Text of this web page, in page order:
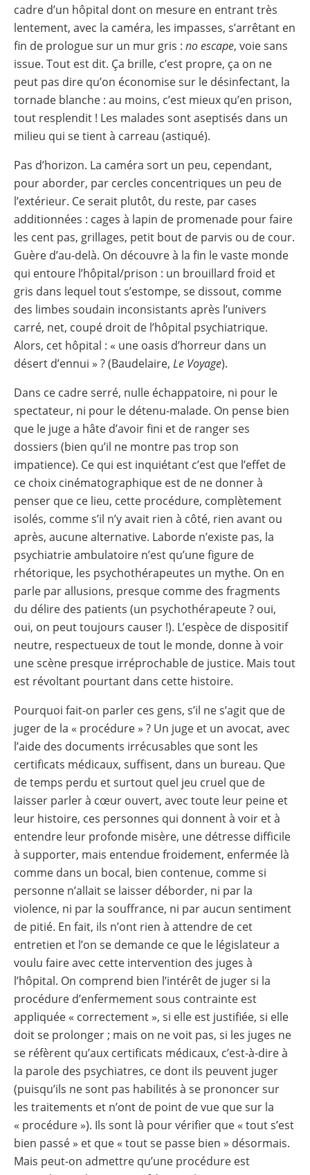
cadre d’un hôpital dont on mesure en entrant très
lentement, avec la caméra, les impasses, s’arrêtant en
fin de prologue sur un mur gris : no escape, voie sans
issue. Tout est dit. Ça brille, c’est propre, ça on ne
peut pas dire qu’on économise sur le désinfectant, la
tornade blanche : au moins, c’est mieux qu’en prison,
tout resplendit ! Les malades sont aseptisés dans un
milieu qui se tient à carreau (astiqué).
Pas d’horizon. La caméra sort un peu, cependant,
pour aborder, par cercles concentriques un peu de
l’extérieur. Ce serait plutôt, du reste, par cases
additionnées : cages à lapin de promenade pour faire
les cent pas, grillages, petit bout de parvis ou de cour.
Guère d’au-delà. On découvre à la fin le vaste monde
qui entoure l’hôpital/prison : un brouillard froid et
gris dans lequel tout s’estompe, se dissout, comme
des limbes soudain inconsistants après l’univers
carré, net, coupé droit de l’hôpital psychiatrique.
Alors, cet hôpital : « une oasis d’horreur dans un
désert d’ennui » ? (Baudelaire, Le Voyage).
Dans ce cadre serré, nulle échappatoire, ni pour le
spectateur, ni pour le détenu-malade. On pense bien
que le juge a hâte d’avoir fini et de ranger ses
dossiers (bien qu’il ne montre pas trop son
impatience). Ce qui est inquiétant c’est que l’effet de
ce choix cinématographique est de ne donner à
penser que ce lieu, cette procédure, complètement
isolés, comme s’il n’y avait rien à côté, rien avant ou
après, aucune alternative. Laborde n’existe pas, la
psychiatrie ambulatoire n’est qu’une figure de
rhétorique, les psychothérapeutes un mythe. On en
parle par allusions, presque comme des fragments
du délire des patients (un psychothérapeute ? oui,
oui, on peut toujours causer !). L’espèce de dispositif
neutre, respectueux de tout le monde, donne à voir
une scène presque irréprochable de justice. Mais tout
est révoltant pourtant dans cette histoire.
Pourquoi fait-on parler ces gens, s’il ne s’agit que de
juger de la « procédure » ? Un juge et un avocat, avec
l’aide des documents irrécusables que sont les
certificats médicaux, suffisent, dans un bureau. Que
de temps perdu et surtout quel jeu cruel que de
laisser parler à cœur ouvert, avec toute leur peine et
leur histoire, ces personnes qui donnent à voir et à
entendre leur profonde misère, une détresse difficile
à supporter, mais entendue froidement, enfermée là
comme dans un bocal, bien contenue, comme si
personne n’allait se laisser déborder, ni par la
violence, ni par la souffrance, ni par aucun sentiment
de pitié. En fait, ils n’ont rien à attendre de cet
entretien et l’on se demande ce que le législateur a
voulu faire avec cette intervention des juges à
l’hôpital. On comprend bien l’intérêt de juger si la
procédure d’enfermement sous contrainte est
appliquée « correctement », si elle est justifiée, si elle
doit se prolonger ; mais on ne voit pas, si les juges ne
se réfèrent qu’aux certificats médicaux, c’est-à-dire à
la parole des psychiatres, ce dont ils peuvent juger
(puisqu’ils ne sont pas habilités à se prononcer sur
les traitements et n’ont de point de vue que sur la
« procédure »). Ils sont là pour vérifier que « tout s’est
bien passé » et que « tout se passe bien » désormais.
Mais peut-on admettre qu’une procédure est